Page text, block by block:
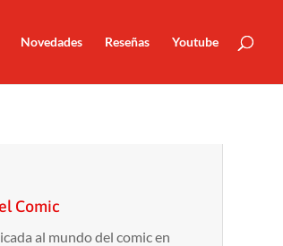
Novedades Reseñas Youtube
Comic
al mundo del comic en